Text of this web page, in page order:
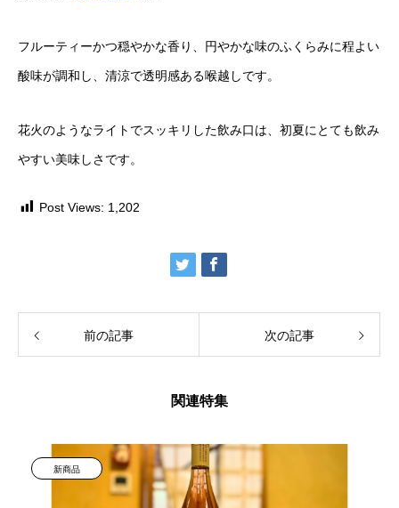
フルーティーかつ穏やかな香り、 円やかな味のふくらみに程よい
酸味が調和し、清涼で透明感ある喉越しです。
花火のようなライトでスッキリした飲み口は、初夏にとても飲み
やすい美味しさです。
Post Views: 1,202
前の記事 次の記事
関連特集
新商品